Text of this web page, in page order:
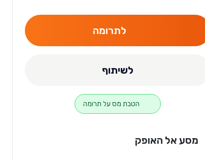
לתרומה
לשיתוף
הטבת מס על תרומה
מסע אל האופק